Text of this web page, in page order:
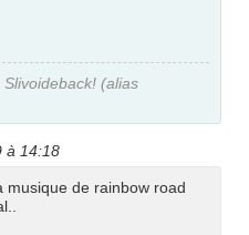
(alias
à 14:18
musique de rainbow road